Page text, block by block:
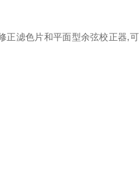
正滤色片和平面型余弦校正器,